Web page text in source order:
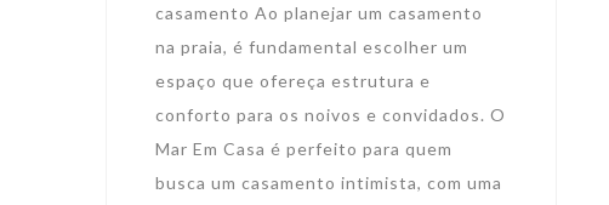
casamento Ao planejar um casamento
na praia, é fundamental escolher um
espaço que ofereça estrutura e
conforto para os noivos e convidados. O
Mar Em Casa é perfeito para quem
busca um casamento intimista, com uma